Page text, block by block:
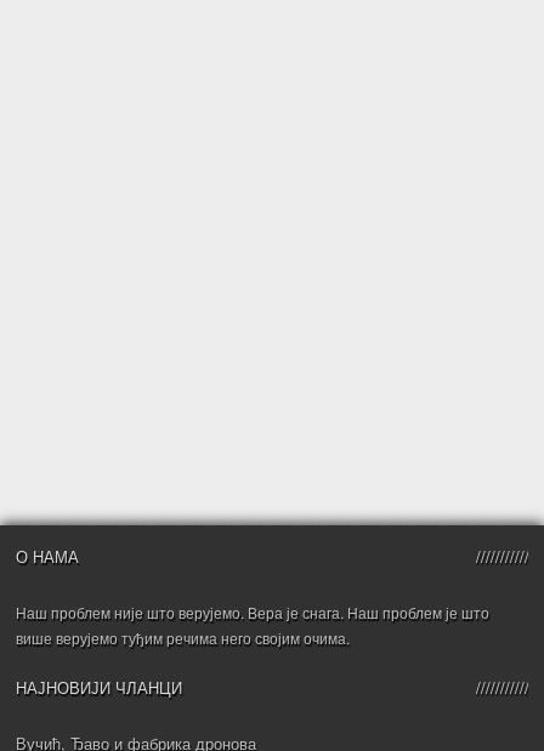
О НАМА
Наш проблем није што верујемо. Вера је снага. Наш проблем је што
више верујемо туђим речима него својим очима.
НАЈНОВИЈИ ЧЛАНЦИ
Вучић, Ђаво и фабрика дронова